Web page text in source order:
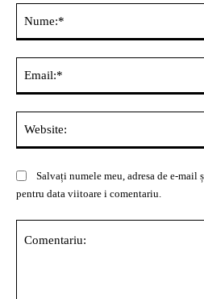
Salvați numele meu, adresa de e-mail
pentru data viitoare i comentariu.